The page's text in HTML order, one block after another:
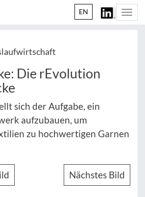
EN
Die rEvolution
sich der Aufgabe, ein
aufzubauen, um
zu hochwertigen Garnen
Nächstes Bild